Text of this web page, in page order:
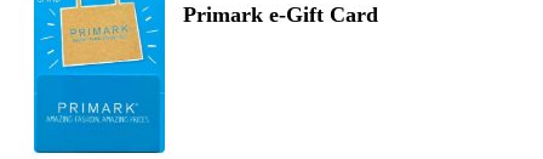
Primark e-Gift Card